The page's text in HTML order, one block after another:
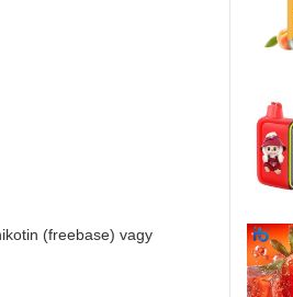
(freebase) vagy